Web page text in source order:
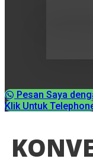
Pesan Saya
Klik Untuk